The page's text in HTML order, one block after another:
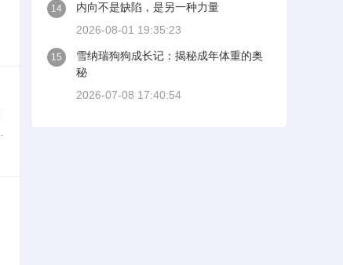
14
内向不是缺陷，是另一种力量
2026-08-01 19:35:23
15
雪纳瑞狗狗成长记：揭秘成年体重的奥
秘
2026-07-08 17:40:54